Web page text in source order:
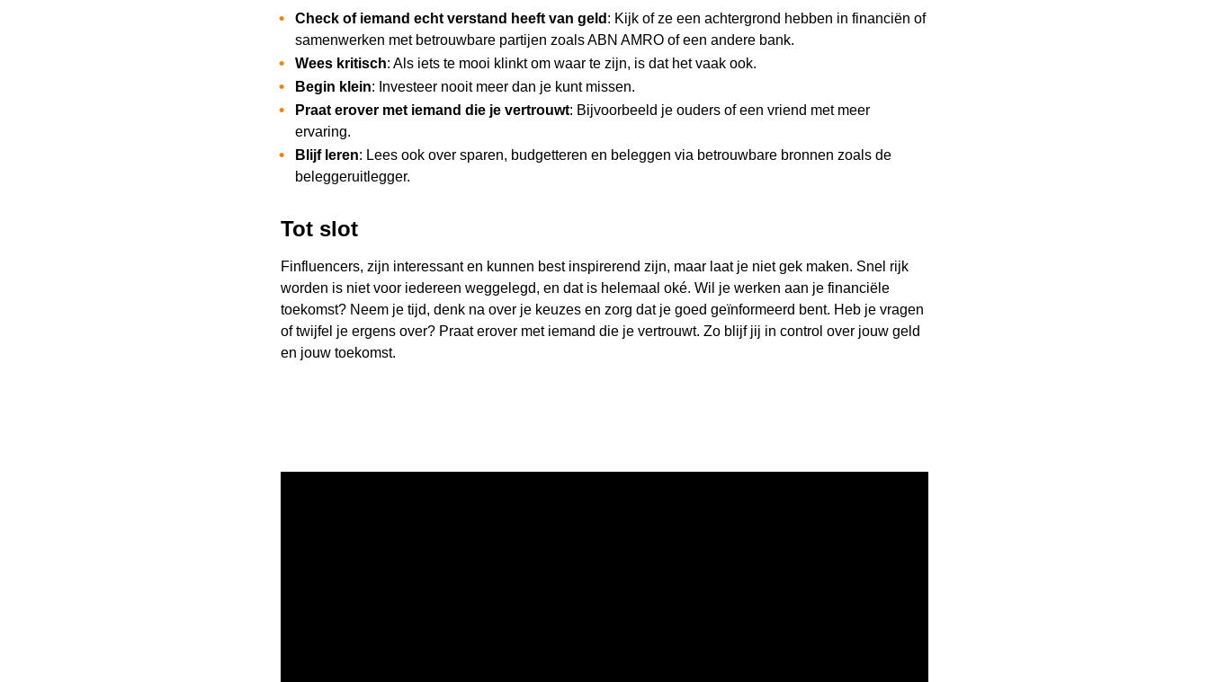
Check of iemand echt verstand heeft van geld : Kijk of ze een achtergrond hebben in financiën of
samenwerken met betrouwbare partijen zoals ABN AMRO of een andere bank.
Wees kritisch: Als iets te mooi klinkt om waar te zijn, is dat het vaak ook.
Begin klein: Investeer nooit meer dan je kunt missen.
Praat erover met iemand die je vertrouwt: Bijvoorbeeld je ouders of een vriend met meer
ervaring.
Blijf leren: Lees ook over sparen, budgetteren en beleggen via betrouwbare bronnen zoals de
beleggeruitlegger.
Tot slot
Finfluencers, zijn interessant en kunnen best inspirerend zijn, maar laat je niet gek maken. Snel rijk
worden is niet voor iedereen weggelegd, en dat is helemaal oké. Wil je werken aan je financiële
toekomst? Neem je tijd, denk na over je keuzes en zorg dat je goed geïnformeerd bent. Heb je vragen
of twijfel je ergens over? Praat erover met iemand die je vertrouwt. Zo blijf jij in control over jouw geld
en jouw toekomst.